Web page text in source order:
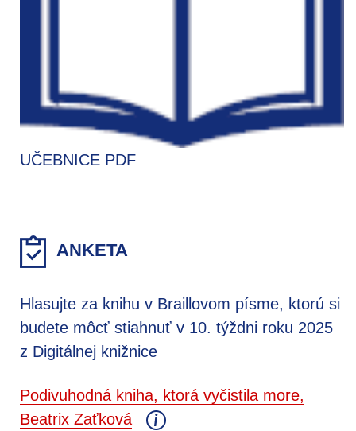
UČEBNICE PDF
ANKETA
Hlasujte za knihu v Braillovom písme, ktorú si
budete môcť stiahnuť v 10. týždni roku 2025
z Digitálnej knižnice
Podivuhodná kniha, ktorá vyčistila more,
Beatrix Zaťková